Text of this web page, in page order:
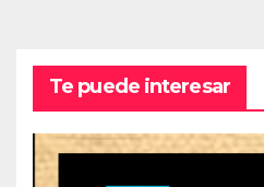
Te puede interesar